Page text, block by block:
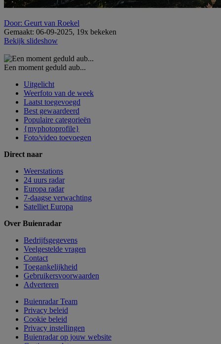
Door: Geurt van Roekel
Gemaakt: 06-09-2025, 19x bekeken
Bekijk slideshow
Een moment geduld aub...
Uitgelicht
Weerfoto van de week
Laatst toegevoegd
Best gewaardeerd
Populaire categorieën
{myphotoprofile}
Foto/video toevoegen
Direct naar
Weerstations
24 uurs radar
Europa radar
7-daagse verwachting
Satelliet Europa
Over Buienradar
Bedrijfsgegevens
Veelgestelde vragen
Contact
Toegankelijkheid
Gebruikersvoorwaarden
Adverteren
Buienradar Team
Privacy beleid
Cookie beleid
Privacy instellingen
Buienradar op jouw website